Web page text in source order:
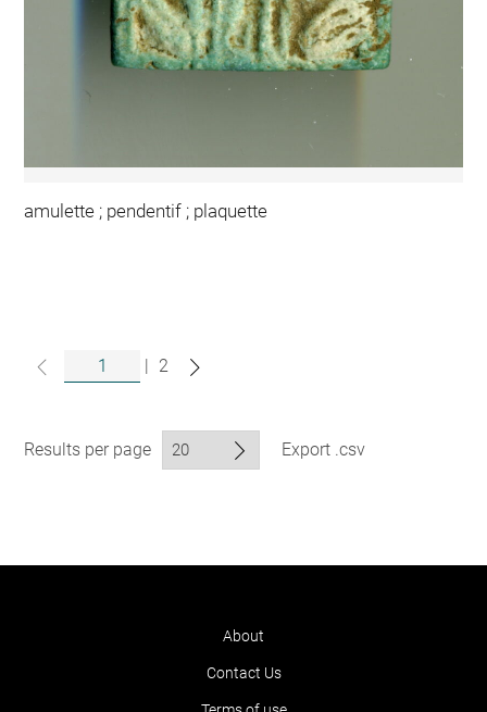
amulette ; pendentif ; plaquette
| 2
Results per page Export .csv
About
Contact Us